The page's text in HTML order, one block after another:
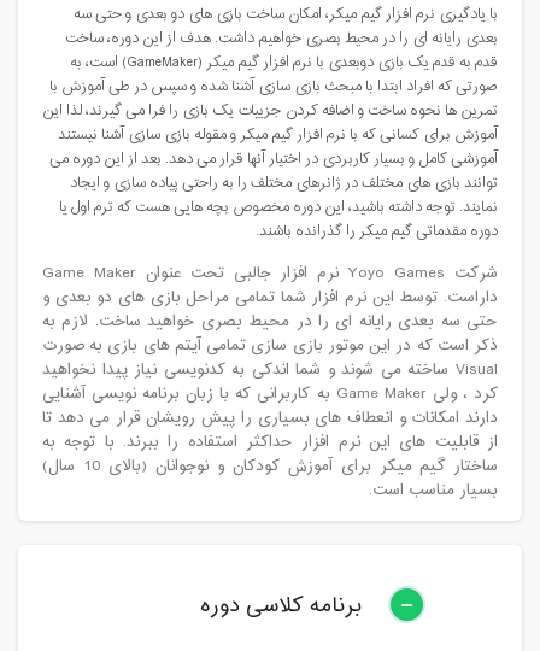
با یادگیری نرم افزار گیم میکر، امکان ساخت بازی های دو بعدی و حتی سه
بعدی رایانه ای را در محیط بصری خواهیم داشت. هدف از این دوره، ساخت
قدم به قدم یک بازی دوبعدی با نرم افزار گیم میکر (GameMaker) است، به
صورتی که افراد ابتدا با مبحث بازی سازی آشنا شده و سپس در طی آموزش با
تمرین ها نحوه ساخت و اضافه کردن جزییات یک بازی را فرا می گیرند، لذا این
آموزش برای کسانی که با نرم افزار گیم میکر و مقوله بازی سازی آشنا نیستند
آموزشی کامل و بسیار کاربردی در اختیار آنها قرار می دهد. بعد از این دوره می
توانند بازی های مختلف در ژانرهای مختلف را به راحتی پیاده سازی و ایجاد
نمایند. توجه داشته باشید، این دوره مخصوص بچه هایی هست که ترم اول یا
دوره مقدماتی گیم میکر را گذرانده باشند.
شرکت Yoyo Games نرم افزار جالبی تحت عنوان Game Maker
داراست. توسط این نرم افزار شما تمامی مراحل بازی های دو بعدی و
حتی سه بعدی رایانه ای را در محیط بصری خواهید ساخت. لازم به
ذکر است که در این موتور بازی سازی تمامی آیتم های بازی به صورت
Visual ساخته می شوند و شما اندکی به کدنویسی نیاز پیدا نخواهید
کرد ، ولی Game Maker به کاربرانی که با زبان برنامه نویسی آشنایی
دارند امکانات و انعطاف های بسیاری را پیش رویشان قرار می دهد تا
از قابلیت های این نرم افزار حداکثر استفاده را ببرند. با توجه به
ساختار گیم میکر برای آموزش کودکان و نوجوانان (بالای 10 سال)
بسیار مناسب است.
برنامه کلاسی دوره